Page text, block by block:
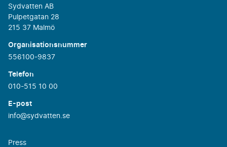
Sydvatten AB
Pulpetgatan 28
215 37 Malmö
Organisationsnummer
556100-9837
Telefon
010-515 10 00
E-post
info@sydvatten.se
Press